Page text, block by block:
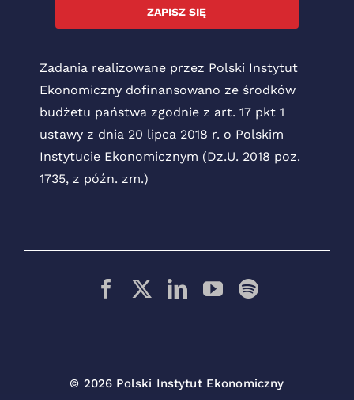
ZAPISZ SIĘ
Zadania realizowane przez Polski Instytut
Ekonomiczny dofinansowano ze środków
budżetu państwa zgodnie z art. 17 pkt 1
ustawy z dnia 20 lipca 2018 r. o Polskim
Instytucie Ekonomicznym (Dz.U. 2018 poz.
1735, z późn. zm.)
© 2026 Polski Instytut Ekonomiczny